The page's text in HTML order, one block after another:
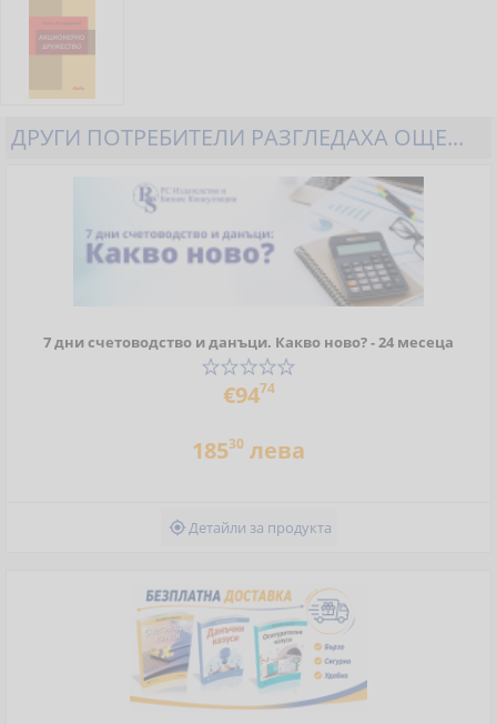
ДРУГИ ПОТРЕБИТЕЛИ РАЗГЛЕДАХА ОЩЕ...
7 дни счетоводство и данъци. Какво ново? - 24 месеца
€9474
18530 лева
Детайли за продукта